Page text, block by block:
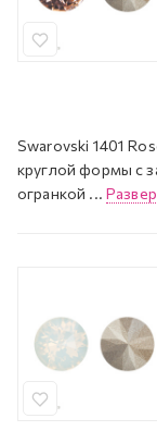
Swarovski 1401
круглой формы с
огранкой ...